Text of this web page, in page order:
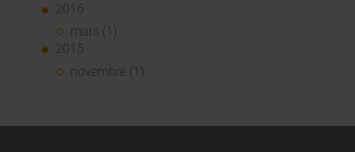
2016
mars (1)
2015
novembre (1)